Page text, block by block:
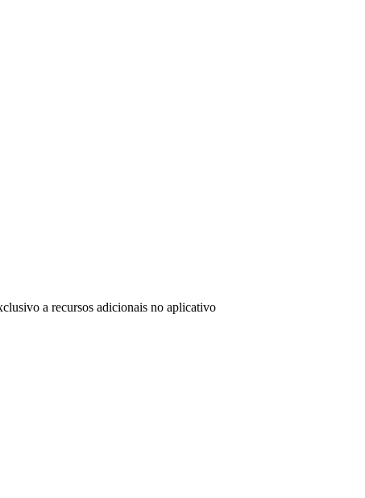
a recursos adicionais no aplicativo